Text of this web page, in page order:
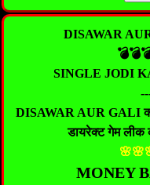
DISAWAR
SINGLE JODI
DISAWAR AUR GALI
डायरेक्ट गेम लीक
MONEY